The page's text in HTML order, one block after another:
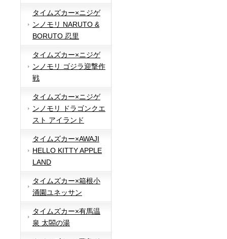
タイムズカー×ニジゲ
ンノモリ NARUTO &
BORUTO 忍里
タイムズカー×ニジゲ
ンノモリ ゴジラ迎撃作
戦
タイムズカー×ニジゲ
ンノモリ ドラゴンクエ
スト アイランド
タイムズカー×AWAJI
HELLO KITTY APPLE
LAND
タイムズカー×箱根小
涌園ユネッサン
タイムズカー×有馬温
泉 太閤の湯